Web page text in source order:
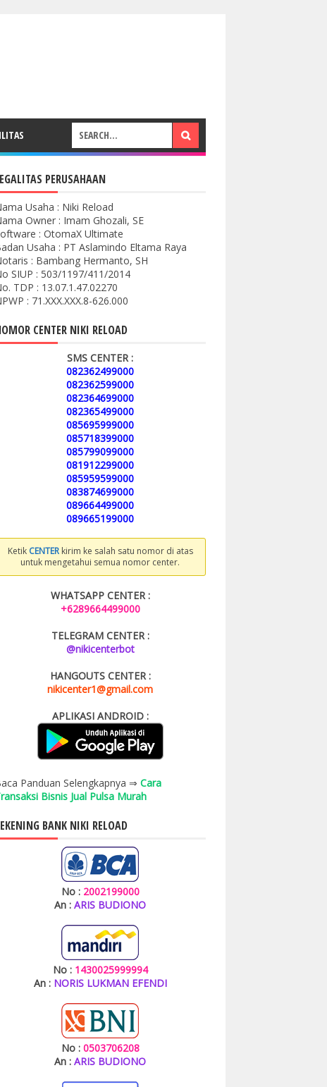
PERUSAHAAN
Usaha : Niki Reload
Owner : Imam Ghozali, SE
: OtomaX Ultimate
Usaha : PT Aslamindo Eltama Raya
: Bambang Hermanto, SH
SIUP : 503/1197/411/2014
TDP : 13.07.1.47.02270
: 71.XXX.XXX.8-626.000
CENTER NIKI RELOAD
SMS CENTER :
082362499000
082362599000
082364699000
082365499000
085695999000
085718399000
085799099000
081912299000
085959599000
083874699000
089664499000
089665199000
Ketik CENTERkirim ke salah satu nomor di atas
untuk mengetahui semua nomor center.
WHATSAPP CENTER :
+6289664499000
TELEGRAM CENTER :
@nikicenterbot
HANGOUTS CENTER :
nikicenter1@gmail.com
APLIKASI ANDROID :
Panduan Selengkapnya ⇒ Cara
Bisnis Jual Pulsa Murah
BANK NIKI RELOAD
No : 2002199000
An : ARIS BUDIONO
No : 1430025999994
An : NORIS LUKMAN EFENDI
No : 0503706208
An : ARIS BUDIONO